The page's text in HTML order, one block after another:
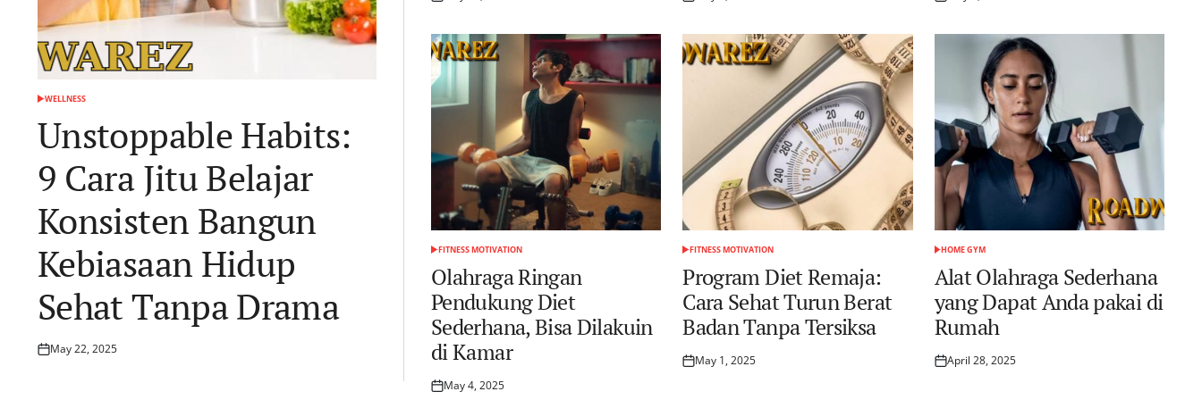
POSTED
WELLNESS
Unstoppable Habits:
9 Cara Jitu Belajar
Konsisten Bangun
Kebiasaan Hidup
Sehat Tanpa Drama
Posted
May 22, 2025
POSTED
FITNESS MOTIVATION
Olahraga Ringan
Pendukung Diet
Sederhana, Bisa Dilakuin
di Kamar
Posted
May 4, 2025
POSTED
FITNESS MOTIVATION
Program Diet Remaja:
Cara Sehat Turun Berat
Badan Tanpa Tersiksa
Posted
May 1, 2025
POSTED
HOME GYM
Alat Olahraga Sederhana
yang Dapat Anda pakai di
Rumah
Posted
April 28, 2025